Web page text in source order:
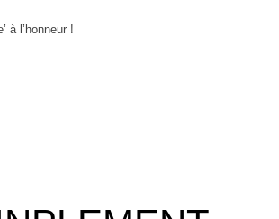
à l’honneur !